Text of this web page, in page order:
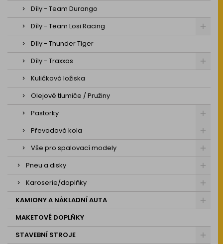
Díly - Team Durango
Díly - Team Losi Racing
Díly - Thunder Tiger
Díly - Traxxas
Kuličková ložiska
Olejové tlumiče / Pružiny
Pastorky
Převodová kola
Vše pro spalovací modely
Pneu a disky
Karoserie/doplňky
KAMIONY A NÁKLADNÍ AUTA
MAKETOVÉ DOPLŇKY
STAVEBNÍ STROJE